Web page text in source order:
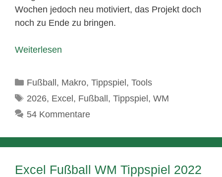
Wochen jedoch neu motiviert, das Projekt doch
noch zu Ende zu bringen.
Weiterlesen
Kategorien
Fußball, Makro, Tippspiel, Tools
Schlagwörter
2026, Excel, Fußball, Tippspiel, WM
54 Kommentare
Excel Fußball WM Tippspiel 2022